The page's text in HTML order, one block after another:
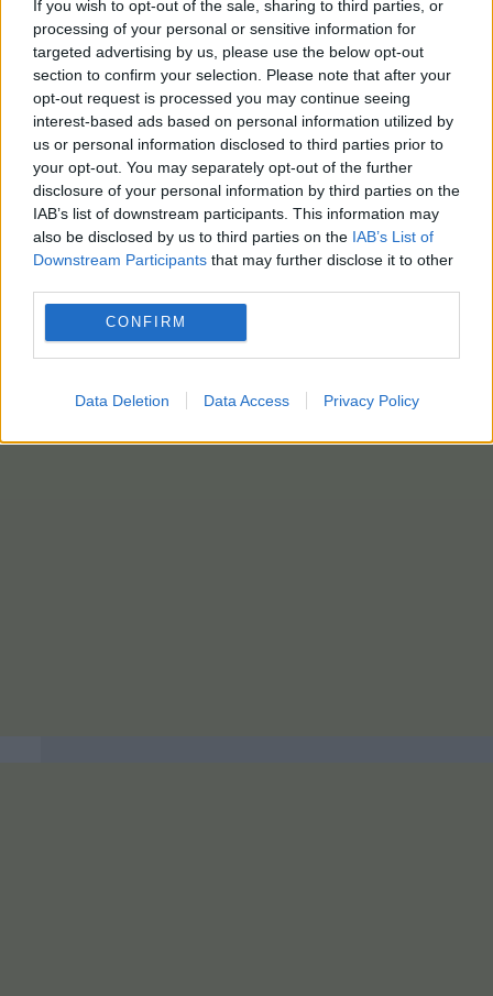
If you wish to opt-out of the sale, sharing to third parties, or
processing of your personal or sensitive information for
targeted advertising by us, please use the below opt-out
section to confirm your selection. Please note that after your
opt-out request is processed you may continue seeing
interest-based ads based on personal information utilized by
us or personal information disclosed to third parties prior to
your opt-out. You may separately opt-out of the further
disclosure of your personal information by third parties on the
IAB’s list of downstream participants. This information may
also be disclosed by us to third parties on the IAB’s List of
Downstream Participants that may further disclose it to other
CONFIRM
Data Deletion Data Access Privacy Policy